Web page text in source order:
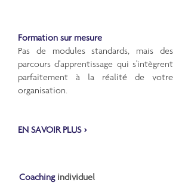
Formation sur mesure
Pas de modules standards, mais des
parcours d'apprentissage qui s'intègrent
parfaitement à la réalité de votre
organisation.
EN SAVOIR PLUS >
Coaching individuel